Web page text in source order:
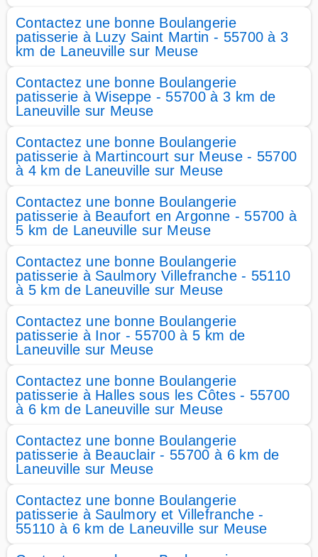
Contactez une bonne Boulangerie
patisserie à Luzy Saint Martin - 55700 à 3
km de Laneuville sur Meuse
Contactez une bonne Boulangerie
patisserie à Wiseppe - 55700 à 3 km de
Laneuville sur Meuse
Contactez une bonne Boulangerie
patisserie à Martincourt sur Meuse - 55700
à 4 km de Laneuville sur Meuse
Contactez une bonne Boulangerie
patisserie à Beaufort en Argonne - 55700 à
5 km de Laneuville sur Meuse
Contactez une bonne Boulangerie
patisserie à Saulmory Villefranche - 55110
à 5 km de Laneuville sur Meuse
Contactez une bonne Boulangerie
patisserie à Inor - 55700 à 5 km de
Laneuville sur Meuse
Contactez une bonne Boulangerie
patisserie à Halles sous les Côtes - 55700
à 6 km de Laneuville sur Meuse
Contactez une bonne Boulangerie
patisserie à Beauclair - 55700 à 6 km de
Laneuville sur Meuse
Contactez une bonne Boulangerie
patisserie à Saulmory et Villefranche -
55110 à 6 km de Laneuville sur Meuse